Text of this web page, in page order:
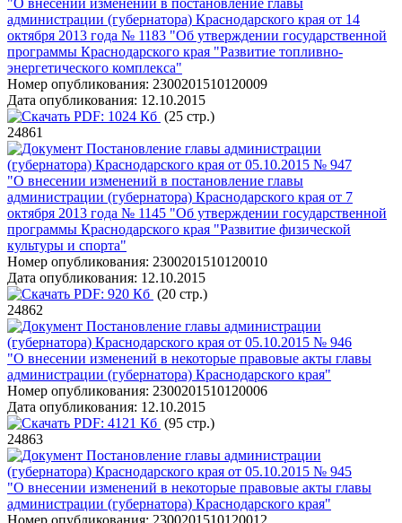
"О внесении изменений в постановление главы
администрации (губернатора) Краснодарского края от 14
октября 2013 года № 1183 "Об утверждении государственной
программы Краснодарского края "Развитие топливно-
энергетического комплекса"
Номер опубликования: 2300201510120009
Дата опубликования: 12.10.2015
PDF: 1024 Кб (25 стр.)
24861
Постановление главы администрации
(губернатора) Краснодарского края от 05.10.2015 № 947
"О внесении изменений в постановление главы
администрации (губернатора) Краснодарского края от 7
октября 2013 года № 1145 "Об утверждении государственной
программы Краснодарского края "Развитие физической
культуры и спорта"
Номер опубликования: 2300201510120010
Дата опубликования: 12.10.2015
PDF: 920 Кб (20 стр.)
24862
Постановление главы администрации
(губернатора) Краснодарского края от 05.10.2015 № 946
"О внесении изменений в некоторые правовые акты главы
администрации (губернатора) Краснодарского края"
Номер опубликования: 2300201510120006
Дата опубликования: 12.10.2015
PDF: 4121 Кб (95 стр.)
24863
Постановление главы администрации
(губернатора) Краснодарского края от 05.10.2015 № 945
"О внесении изменений в некоторые правовые акты главы
администрации (губернатора) Краснодарского края"
Номер опубликования: 2300201510120012